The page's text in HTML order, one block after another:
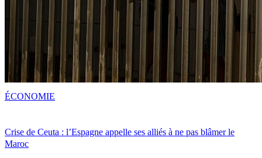
Crise de Ceuta : l’Espagne appelle ses alliés à ne pas blâmer le
Maroc
ÉCONOMIE